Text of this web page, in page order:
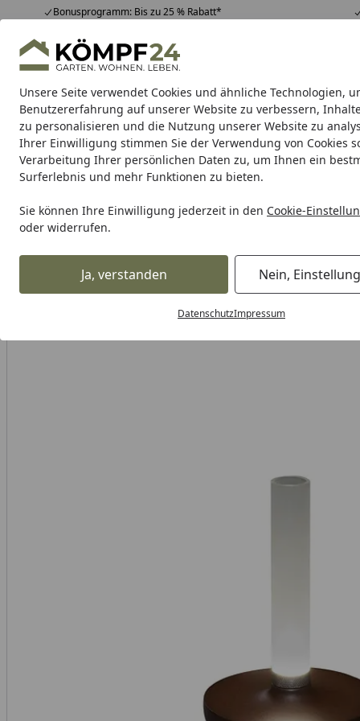
Unsere Seite verwendet Cookies und ähnliche Technologien,
Benutzererfahrung auf unserer Website zu verbessern,
zu personalisieren und die Nutzung unserer Website zu
Ihrer Einwilligung stimmen Sie der Verwendung von Cookies
Verarbeitung Ihrer persönlichen Daten zu, um Ihnen ein
Surferlebnis und mehr Funktionen zu bieten.
Sie können Ihre Einwilligung jederzeit in den Cookie-
oder widerrufen.
Ja, verstanden Nein,
DatenschutzImpressum
Bonusprogramm: Bis zu 25 % Rabatt*
Hotline07051 / 9 22 22
Mo-Fr. 8-16 Uhr 25.956 Bewertungen
Alle Produkte
Alle ProdukteHighlights Tipps & Tricks
Garten Gartenhaus Gerätehaus Carport &
Karibu Pools inkl.
Dein Traumpool im Sorglos-
Alles für den Garten Außenleuchten Tischleuchten für